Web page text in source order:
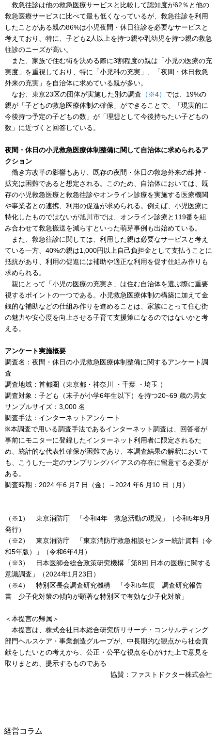
救急往診は他の救急医療サービスと比較して認知度が62％と他の
救急医療サービスに比べて最も低くなっているが、救急往診を利用
したことがある親の86%は小児夜間・休日往診を必要なサービスと
考えており、特に、子ども2人以上を持つ親や乳幼児を持つ親の救急
往診のニーズが高い。
また、家族で住む街を決める際に3割程度の親は「小児の医療の充
実度」を重視しており、特に「小児科の充実」、「夜間・休日救急
外来の充実」を自治体に求めている親が多い。
なお、東京23区の団体が実施した別の調査 （※4） では、19%の
親が「子どもの救急医療体制の確保」ができることで、「現実的に
今後持つ予定の子どもの数」が「理想として今後持ちたい子どもの
数」に近づくと回答している。
夜間・休日の小児救急医療体制整備に関して自治体に求められるア
クション
働き方改革の影響もあり、既存の夜間・休日の救急外来の維持・
拡充は困難であると想定される。このため、自治体においては、既
存の小児救急医療と救急往診やオンライン診療を実施する医療機関
や事業者との連携、利用の促進が求められる。例えば、小児医療に
特化したものではないが旭川市では、オンライン診療と119番を組
み合わせて救急搬送を減らすといった萌芽事例も出始めている。
また、救急往診に関しては、利用した親は必要なサービスと考え
ている一方、40%の親は1,000円以上自己負担金として支払うことに
抵抗があり、利用の促進には補助や適正な利用を促す仕組み作りも
求められる。
親にとって「小児の医療の充実さ」は住む自治体を選ぶ際に重要
視するポイントの一つである。小児救急医療体制の構築に加えて金
銭的な補助などの仕組み作りを進めることは、家族にとって住む街
の魅力や安心度を向上させる子育て支援策になるのではないかと考
える。
アンケート実施概要
調査名：夜間・休日の小児救急医療体制整備に関するアンケート調
査
調査地域：首都圏（東京都・神奈川 ・千葉 ・埼玉 ）
調査対象：子ども（末子が小学6年生以下）を持つ20~69 歳の男女
サンプルサイズ：3,000 名
調査手法：インターネットアンケート
※本調査で用いる調査手法であるインターネット調査は、回答者が
事前にモニターに登録したインターネット利用者に限定されるた
め、統計的な代表性確保が困難であり、本調査結果の解釈において
も、こうした一定のサンプリングバイアスの存在に留意する必要が
ある。
調査時期：2024 年6 月7 日（金）～2024 年6 月10 日（月）
（※1） 東京消防庁 「令和4年 救急活動の現況」（令和5年9月
発行）
（※2） 東京消防庁 「東京消防庁救急相談センター統計資料（令
和5年版）」（令和6年4月）
（※3） 日本医師会総合政策研究機構「第8回 日本の医療に関する
意識調査」（2024年1月23日）
（※4） 特別区長会調査研究機構 「令和5年度 調査研究報告
書 少子化対策の傾向が顕著な特別区で有効な少子化対策」
＜本提言の帰属＞
本提言は、株式会社日本総合研究所リサーチ・コンサルティング
部門ヘルスケア・事業創造グループが、中長期的な観点から社会貢
献をしたいとの考えから、公正・公平な視点を心がけた上で意見を
取りまとめ、提示するものである
協賛：ファストドクター株式会社
経営コラム